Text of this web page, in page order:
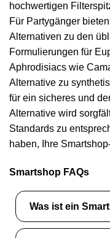
hochwertigen
Für Partygänger
Alternativen zu den
Formulierungen für
Aphrodisiacs wie
Alternative zu
für ein sicheres und
Alternative wird
Standards zu
haben, Ihre
Smartshop FAQs
Was ist ein